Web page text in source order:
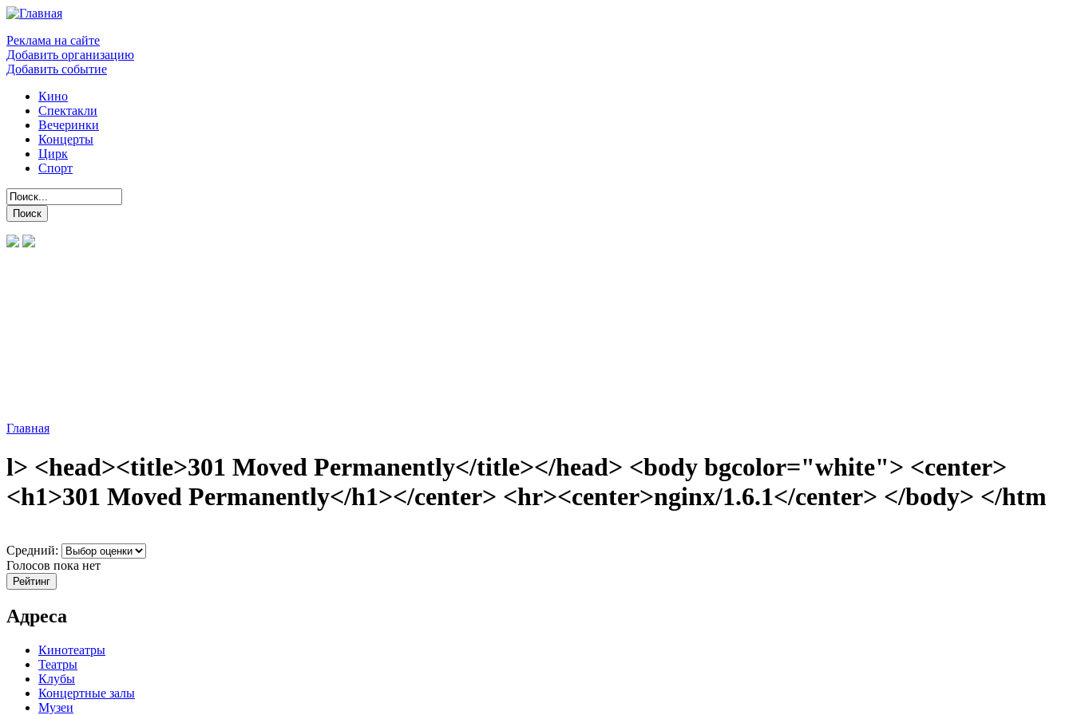
Реклама на сайте
Добавить организацию
Добавить событие
Кино
Спектакли
Вечеринки
Концерты
Цирк
Спорт
Главная
l> <head><title>301 Moved Permanently</title></head> <body bgcolor="white"> <center>
<h1>301 Moved Permanently</h1></center> <hr><center>nginx/1.6.1</center> </body> </htm
Средний:
Голосов пока нет
Адреса
Кинотеатры
Театры
Клубы
Концертные залы
Музеи